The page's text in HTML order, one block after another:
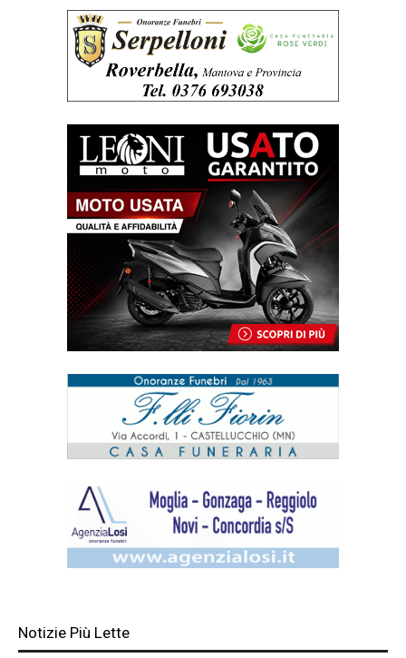
Notizie Più Lette